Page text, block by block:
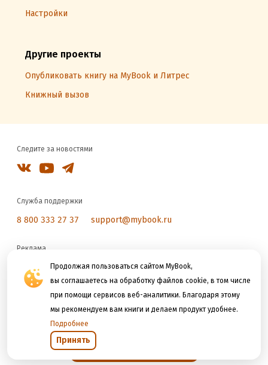
Продолжая пользоваться сайтом MyBook,
вы соглашаетесь на обработку файлов cookie, в том числе
при помощи сервисов веб-аналитики. Благодаря этому
мы рекомендуем вам книги и делаем продукт удобнее.
Подробнее
Принять
Настройки
Другие проекты
Опубликовать книгу на MyBook и Литрес
Книжный вызов
Следите за новостями
Служба поддержки
8 800 333 27 37 support@mybook.ru
Реклама
reklama@litres.ru
Мы принимаем к оплате
Открыть в приложении